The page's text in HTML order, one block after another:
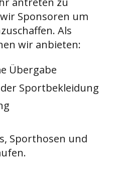
Sponsoren um
Als
wir anbieten:
Übergabe
Sportbekleidung
Sporthosen und